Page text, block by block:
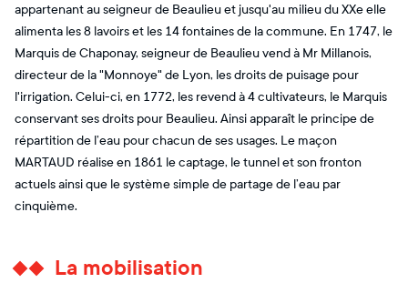
appartenant au seigneur de Beaulieu et jusqu'au milieu du XXe elle
alimenta les 8 lavoirs et les 14 fontaines de la commune. En 1747, le
Marquis de Chaponay, seigneur de Beaulieu vend à Mr Millanois,
directeur de la "Monnoye" de Lyon, les droits de puisage pour
l'irrigation. Celui-ci, en 1772, les revend à 4 cultivateurs, le Marquis
conservant ses droits pour Beaulieu. Ainsi apparaît le principe de
répartition de l’eau pour chacun de ses usages. Le maçon
MARTAUD réalise en 1861 le captage, le tunnel et son fronton
actuels ainsi que le système simple de partage de l’eau par
cinquième.
La mobilisation